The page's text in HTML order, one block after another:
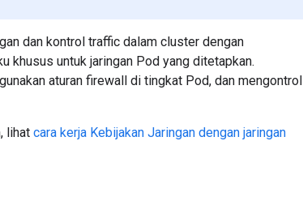
dan kontrol traffic dalam cluster dengan
khusus untuk jaringan Pod yang ditetapkan.
aturan firewall di tingkat Pod, dan mengontrol
lihat cara kerja Kebijakan Jaringan dengan jaringan